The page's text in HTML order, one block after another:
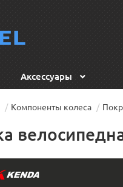
Аксессуары
Компоненты колеса